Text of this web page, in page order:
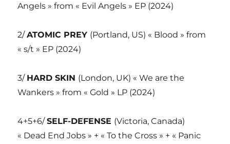
Angels » from « Evil Angels » EP (2024)
2/ATOMIC PREY (Portland, US) « Blood » from
« s/t » EP (2024)
3/ HARD SKIN (London, UK) « We are the
Wankers » from « Gold » LP (2024)
4+5+6/SELF-DEFENSE (Victoria, Canada)
« Dead End Jobs » + « To the Cross » + « Panic